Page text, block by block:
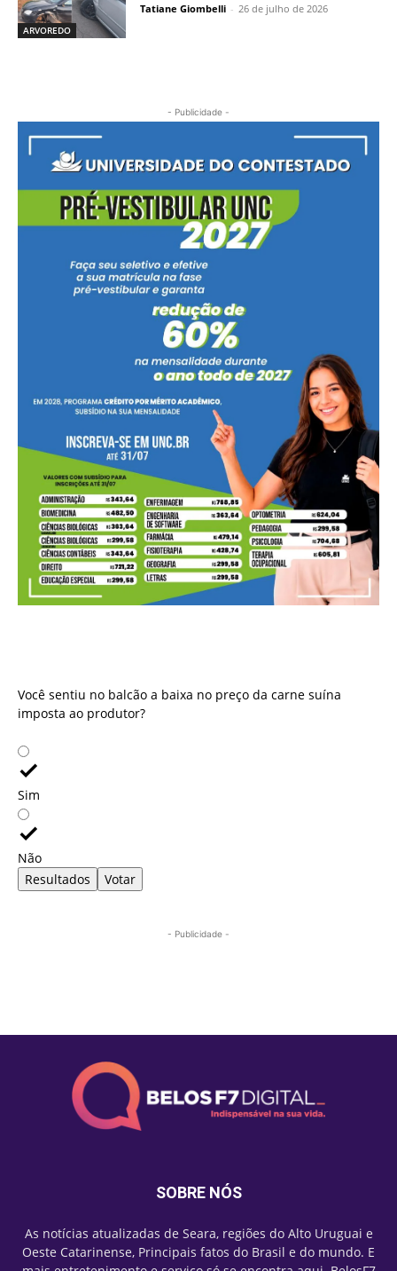
ARVOREDO
Tatiane Giombelli - 26 de julho de 2026
- Publicidade -
Você sentiu no balcão a baixa no preço da carne suína
imposta ao produtor?
Sim
Não
Resultados
Votar
- Publicidade -
SOBRE NÓS
As notícias atualizadas de Seara, regiões do Alto Uruguai e
Oeste Catarinense, Principais fatos do Brasil e do mundo. E